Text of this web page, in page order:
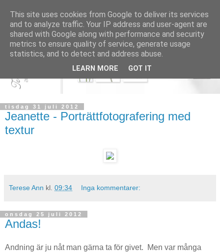
tisdag 31 juli 2012
Jeanette - Porträttfotografering med
textur
Terese Ann kl. 09:34 Inga kommentarer:
onsdag 25 juli 2012
Andas!
Andning är ju nåt man gärna ta för givet. Men var många
This site uses cookies from Google to deliver its services
and to analyze traffic. Your IP address and user-agent are
shared with Google along with performance and security
metrics to ensure quality of service, generate usage
statistics, and to detect and address abuse.
LEARN MORE GOT IT